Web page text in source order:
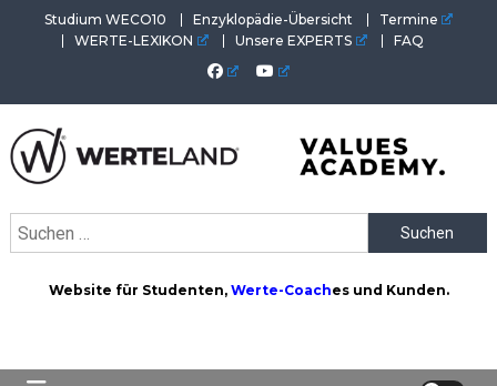
Studium WECO10 Enzyklopädie-Übersicht
Termine
WERTE-LEXIKON
Unsere EXPERTS FAQ
Akademie. Wertvolles für Werte-Coaches.
Suchen
nach:
Website für Studenten, Werte-Coaches und Kunden.